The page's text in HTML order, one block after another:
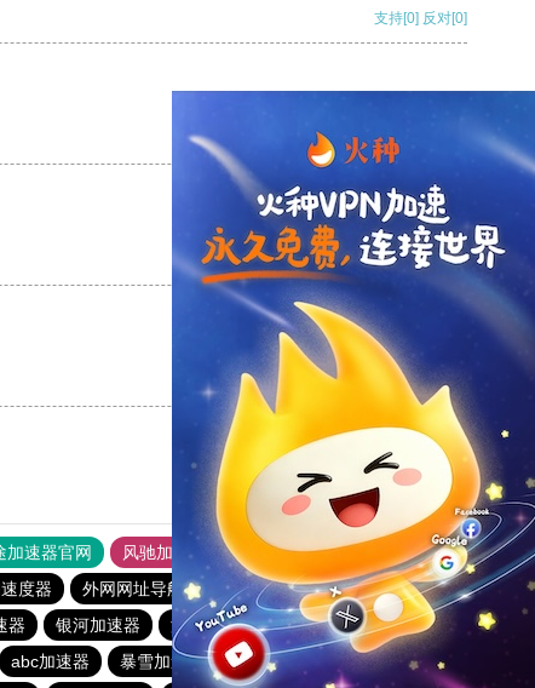
支持[0] 反对[0]
支持
支持[0] 反对[0]
支持[0] 反对[0]
加速器官网 风驰加速器
旋风加速器
度器 外网网址导航 软件中心
银河加速器
器 银河加速器 海鸥加速器
1元机场
abc加速器 暴雪加速器 荔枝加速器
暴雪加速器